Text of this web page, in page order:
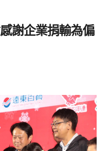
謝企業捐輸為偏